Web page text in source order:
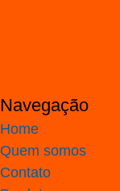
Navegação
Home
Quem somos
Contato